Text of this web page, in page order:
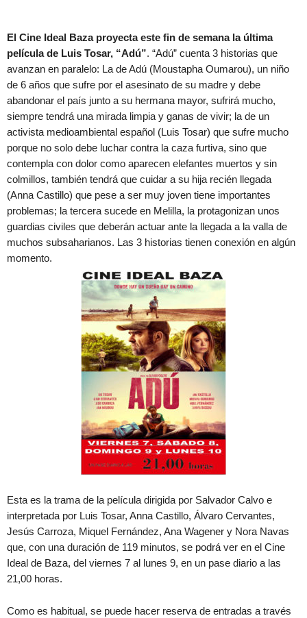
El Cine Ideal Baza proyecta este fin de semana la última
película de Luis Tosar, “Adú”. “Adú” cuenta 3 historias que
avanzan en paralelo: La de Adú (Moustapha Oumarou), un niño
de 6 años que sufre por el asesinato de su madre y debe
abandonar el país junto a su hermana mayor, sufrirá mucho,
siempre tendrá una mirada limpia y ganas de vivir; la de un
activista medioambiental español (Luis Tosar) que sufre mucho
porque no solo debe luchar contra la caza furtiva, sino que
contempla con dolor como aparecen elefantes muertos y sin
colmillos, también tendrá que cuidar a su hija recién llegada
(Anna Castillo) que pese a ser muy joven tiene importantes
problemas; la tercera sucede en Melilla, la protagonizan unos
guardias civiles que deberán actuar ante la llegada a la valla de
muchos subsaharianos. Las 3 historias tienen conexión en algún
momento.
Esta es la trama de la película dirigida por Salvador Calvo e
interpretada por Luis Tosar, Anna Castillo, Álvaro Cervantes,
Jesús Carroza, Miquel Fernández, Ana Wagener y Nora Navas
que, con una duración de 119 minutos, se podrá ver en el Cine
Ideal de Baza, del viernes 7 al lunes 9, en un pase diario a las
21,00 horas.
Como es habitual, se puede hacer reserva de entradas a través